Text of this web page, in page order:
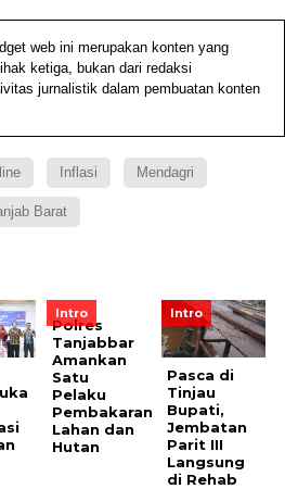
web ini merupakan konten yang
ketiga, bukan dari redaksi
jurnalistik dalam pembuatan konten
Inflasi Mendagri
Barat
Intro
Polres
Tanjabbar
Amankan
Satu
Pelaku
Pembakaran
Lahan dan
Hutan
Intro
Pasca di
Tinjau
Bupati,
Jembatan
Parit III
Langsung
di Rehab